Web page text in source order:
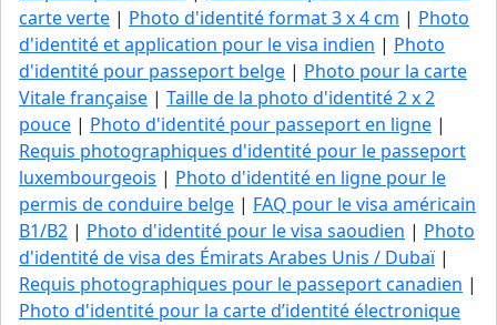
carte verte | Photo d'identité format 3 x 4 cm | Photo
d'identité et application pour le visa indien | Photo
d'identité pour passeport belge | Photo pour la carte
Vitale française | Taille de la photo d'identité 2 x 2
pouce | Photo d'identité pour passeport en ligne |
Requis photographiques d'identité pour le passeport
luxembourgeois | Photo d'identité en ligne pour le
permis de conduire belge | FAQ pour le visa américain
B1/B2 | Photo d'identité pour le visa saoudien | Photo
d'identité de visa des Émirats Arabes Unis / Dubaï|
Requis photographiques pour le passeport canadien |
Photo d'identité pour la carte d’identité électronique